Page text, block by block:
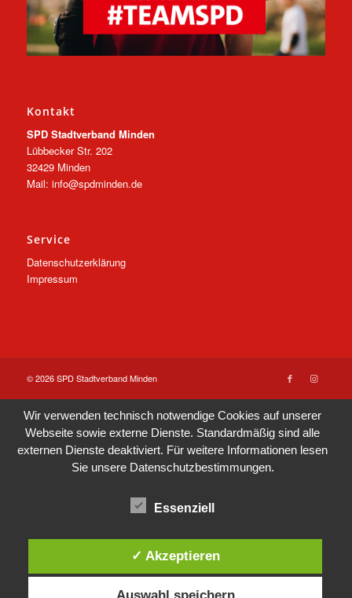
Kontakt
SPD Stadtverband Minden
Lübbecker Str. 202
32429 Minden
Mail: info@spdminden.de
Service
Datenschutzerklärung
Impressum
© 2026 SPD Stadtverband Minden
Wir verwenden technisch notwendige Cookies auf unserer
Webseite sowie externe Dienste. Standardmäßig sind alle
externen Dienste deaktiviert. Für weitere Informationen lesen
Sie unsere Datenschutzbestimmungen.
Essenziell
✓ Akzeptieren
Auswahl speichern